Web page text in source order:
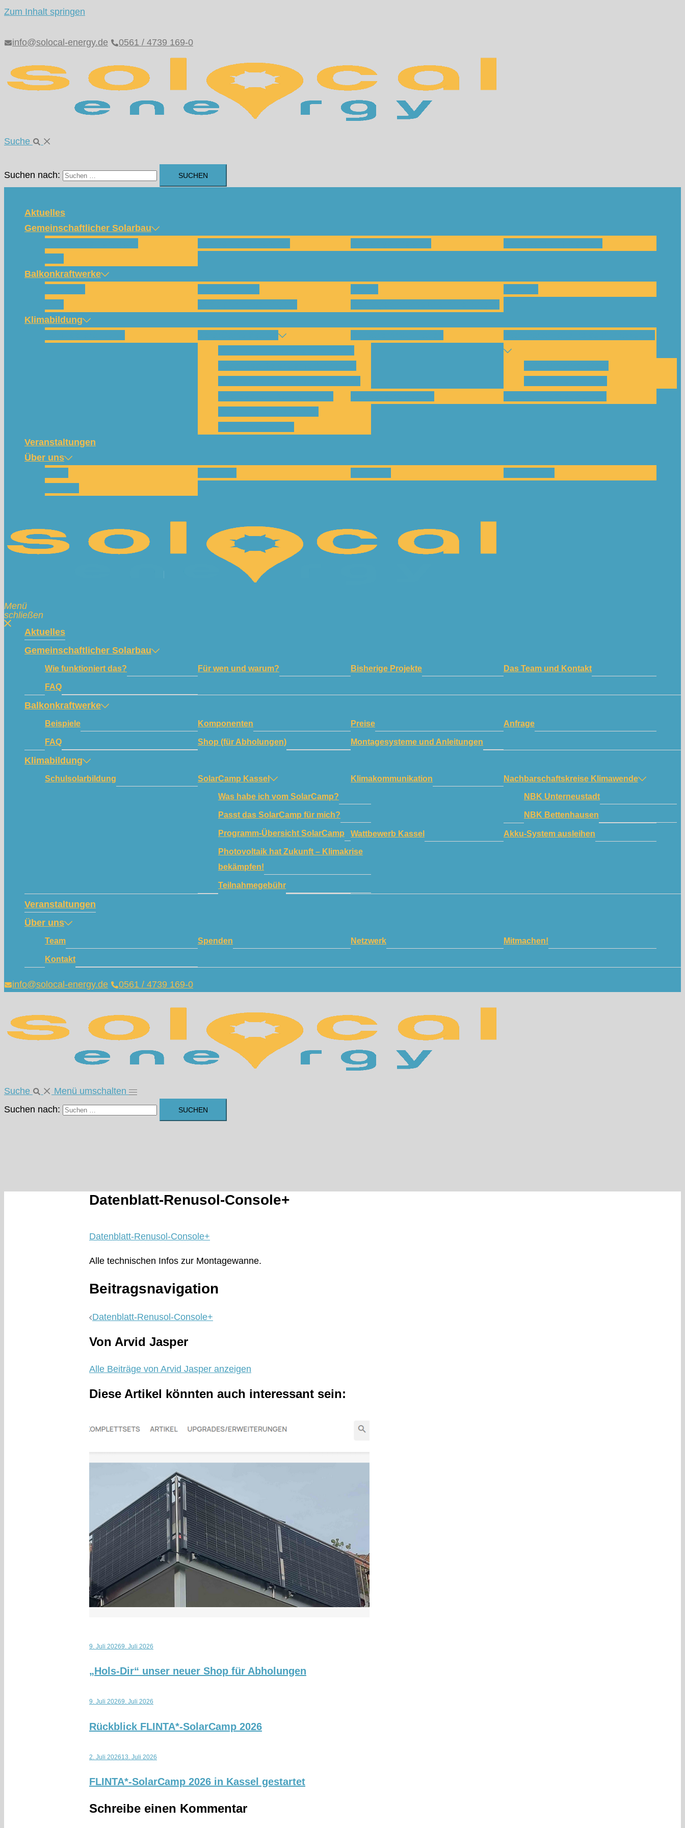
Zum Inhalt springen
info@solocal-energy.de 0561 / 4739 169-0
Suche
Suchen nach:
Aktuelles
Gemeinschaftlicher Solarbau
Balkonkraftwerke
Klimabildung
Veranstaltungen
Über uns
Menü
schließen
Aktuelles
Gemeinschaftlicher Solarbau
Wie funktioniert das? Für wen und warum? Bisherige Projekte Das Team und Kontakt
FAQ
Balkonkraftwerke
Beispiele Komponenten Preise Anfrage
FAQ Shop (für Abholungen) Montagesysteme und Anleitungen
Klimabildung
Schulsolarbildung SolarCamp Kassel
Was habe ich vom SolarCamp?
Passt das SolarCamp für mich?
Programm-Übersicht SolarCamp
Photovoltaik hat Zukunft – Klimakrise
bekämpfen!
Teilnahmegebühr
Klimakommunikation Nachbarschaftskreise Klimawende
NBK Unterneustadt
NBK Bettenhausen
Wattbewerb Kassel Akku-System ausleihen
Veranstaltungen
Über uns
Team Spenden Netzwerk Mitmachen!
Kontakt
info@solocal-energy.de 0561 / 4739 169-0
Suche
Menü umschalten
Suchen nach:
Datenblatt-Renusol-Console+
Datenblatt-Renusol-Console+
Alle technischen Infos zur Montagewanne.
Beitragsnavigation
Datenblatt-Renusol-Console+
Von Arvid Jasper
Alle Beiträge von Arvid Jasper anzeigen
Diese Artikel könnten auch interessant sein:
9. Juli 20269. Juli 2026
„Hols-Dir“ unser neuer Shop für Abholungen
9. Juli 20269. Juli 2026
Rückblick FLINTA*-SolarCamp 2026
2. Juli 202613. Juli 2026
FLINTA*-SolarCamp 2026 in Kassel gestartet
Schreibe einen Kommentar